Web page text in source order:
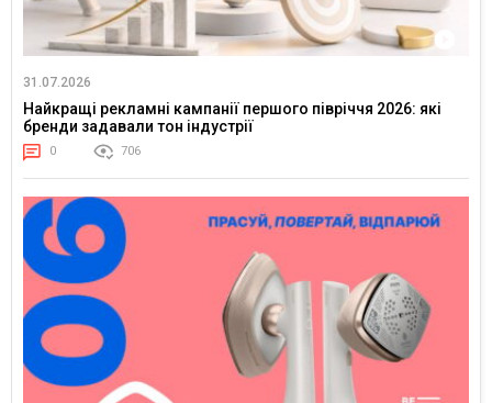
31.07.2026
Найкращі рекламні кампанії першого півріччя 2026: які
бренди задавали тон індустрії
0 706